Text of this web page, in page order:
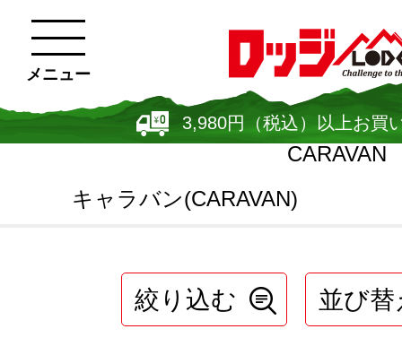
3,980円（税込）以上お買
メニュー
CARAVAN
キャラバン(CARAVAN)
絞り込む 並び替